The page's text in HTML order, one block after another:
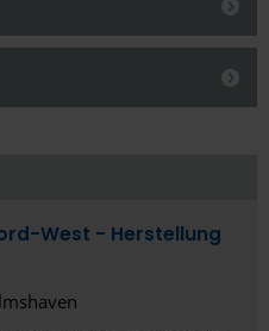
West - Herstellung